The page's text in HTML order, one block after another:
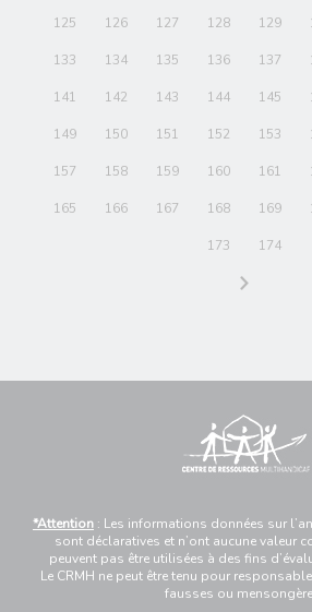
125 126 127 128 129
133 134 135 136 137
141 142 143 144 145
149 150 151 152 153
157 158 159 160 161
165 166 167 168 169
173 174
*Attention : Les informations données sur
sont déclaratives et n’ont aucune valeur
peuvent pas être utilisées à des fins
Le CRMH ne peut être tenu pour
fausses ou